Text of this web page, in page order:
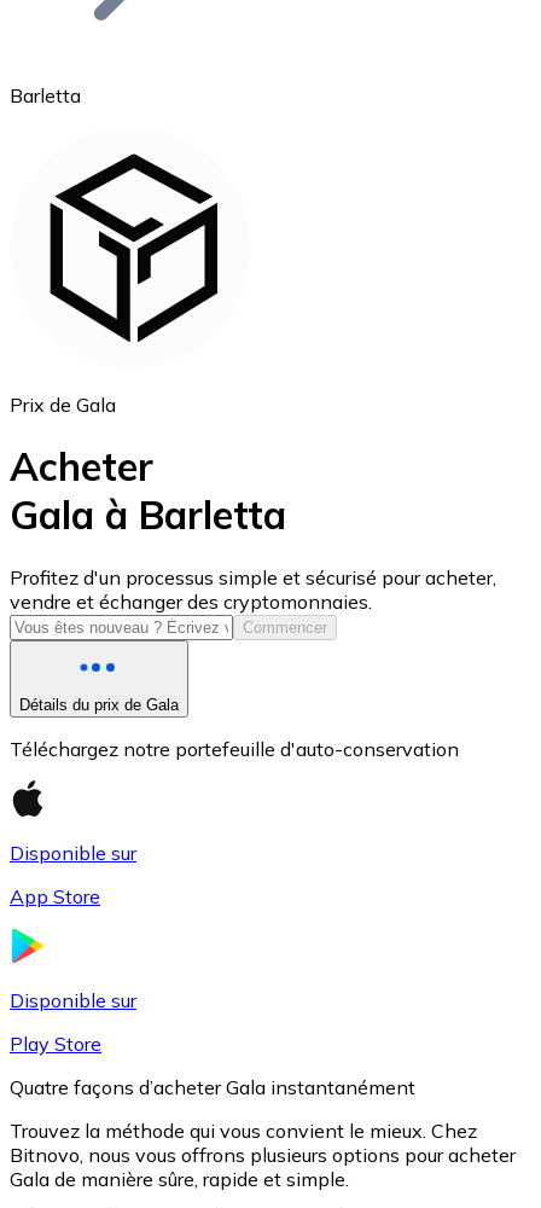
Ethereum
USD Coin
USDC
Barletta
Prix de Gala
Acheter
Gala à Barletta
Profitez d'un processus simple et sécurisé pour acheter,
vendre et échanger des cryptomonnaies.
Commencer
Détails du prix de Gala
Téléchargez notre portefeuille d'auto-conservation
Disponible sur
App Store
Disponible sur
Play Store
Quatre façons d’acheter Gala instantanément
Trouvez la méthode qui vous convient le mieux. Chez
Bitnovo, nous vous offrons plusieurs options pour acheter
Gala de manière sûre, rapide et simple.